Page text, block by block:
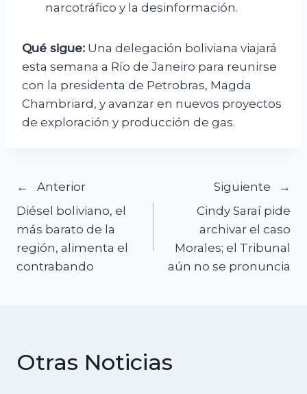
narcotráfico y la desinformación.
Qué sigue: Una delegación boliviana viajará
esta semana a Río de Janeiro para reunirse
con la presidenta de Petrobras, Magda
Chambriard, y avanzar en nuevos proyectos
de exploración y producción de gas.
Navegación
de
entradas
Anterior
Diésel boliviano, el
más barato de la
región, alimenta el
contrabando
Siguiente
Cindy Saraí pide
archivar el caso
Morales; el Tribunal
aún no se pronuncia
Otras Noticias